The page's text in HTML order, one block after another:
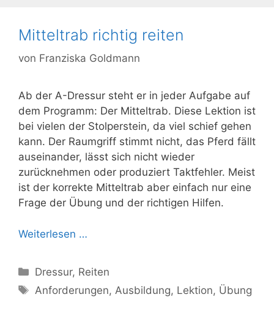
Mitteltrab richtig reiten
von Franziska Goldmann
Ab der A-Dressur steht er in jeder Aufgabe auf
dem Programm: Der Mitteltrab. Diese Lektion ist
bei vielen der Stolperstein, da viel schief gehen
kann. Der Raumgriff stimmt nicht, das Pferd fällt
auseinander, lässt sich nicht wieder
zurücknehmen oder produziert Taktfehler. Meist
ist der korrekte Mitteltrab aber einfach nur eine
Frage der Übung und der richtigen Hilfen.
Weiterlesen …
Kategorien
Dressur, Reiten
Schlagwörter
Anforderungen, Ausbildung, Lektion, Übung